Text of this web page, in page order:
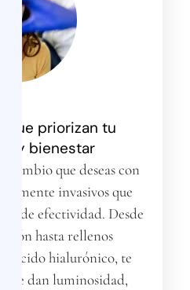
que priorizan tu
y bienestar
cambio que deseas con
invasivos que
de efectividad. Desde
hasta rellenos
ácido hialurónico, te
que dan luminosidad,